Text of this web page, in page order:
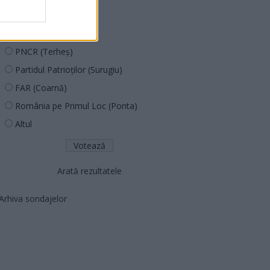
PNCR (Terheș)
Partidul Patrioților (Surugiu)
FAR (Coarnă)
România pe Primul Loc (Ponta)
Altul
Arată rezultatele
sondajelor